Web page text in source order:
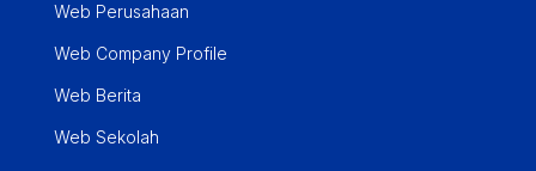
Web Perusahaan
Web Company Profile
Web Berita
Web Sekolah